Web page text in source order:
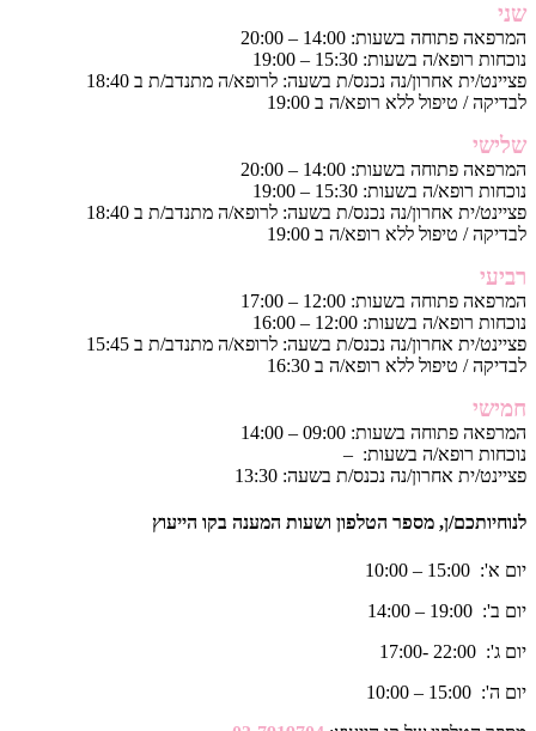
שני
המרפאה פתוחה בשעות: 14:00 – 20:00
נוכחות רופא/ה בשעות: 15:30 – 19:00
פציינט/ית אחרון/נה נכנס/ת בשעה: לרופא/ה מתנדב/ת ב 18:40
לבדיקה / טיפול ללא רופא/ה ב 19:00
שלישי
המרפאה פתוחה בשעות: 14:00 – 20:00
נוכחות רופא/ה בשעות: 15:30 – 19:00
פציינט/ית אחרון/נה נכנס/ת בשעה: לרופא/ה מתנדב/ת ב 18:40
לבדיקה / טיפול ללא רופא/ה ב 19:00
רביעי
המרפאה פתוחה בשעות: 12:00 – 17:00
נוכחות רופא/ה בשעות: 12:00 – 16:00
פציינט/ית אחרון/נה נכנס/ת בשעה: לרופא/ה מתנדב/ת ב 15:45
לבדיקה / טיפול ללא רופא/ה ב 16:30
חמישי
המרפאה פתוחה בשעות: 09:00 – 14:00
נוכחות רופא/ה בשעות: –
פציינט/ית אחרון/נה נכנס/ת בשעה: 13:30
לנוחיותכם/ן, מספר הטלפון ושעות המענה בקו הייעוץ
יום א': 15:00 – 10:00
יום ב': 19:00 – 14:00
יום ג': 22:00 -17:00
יום ה': 15:00 – 10:00